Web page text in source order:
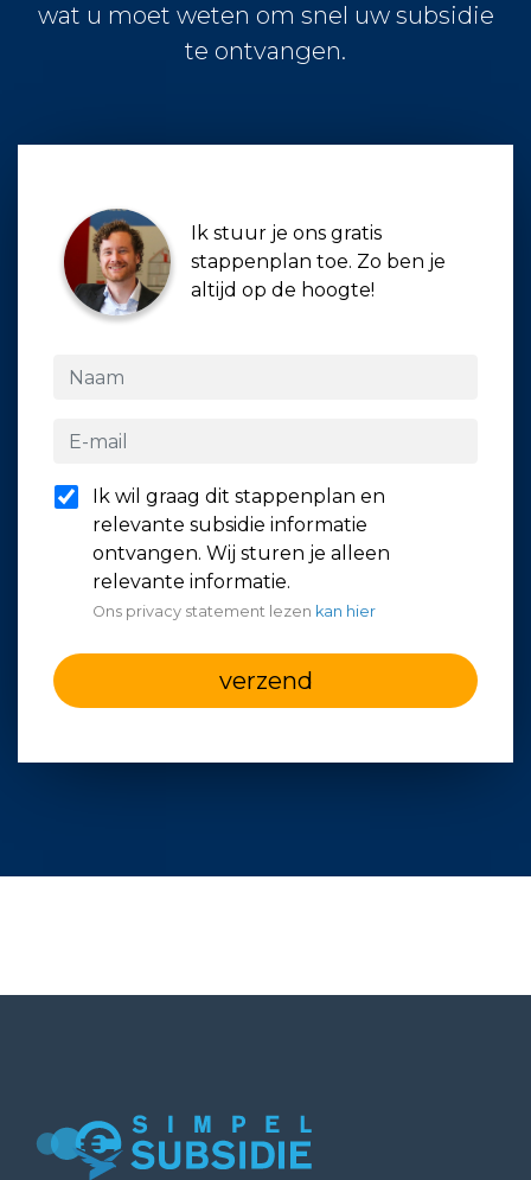
wat u moet weten om snel uw subsidie
te ontvangen.
Ik stuur je ons gratis
stappenplan toe. Zo ben je
altijd op de hoogte!
Ik wil graag dit stappenplan en
relevante subsidie informatie
ontvangen. Wij sturen je alleen
relevante informatie.
Ons privacy statement lezen kan hier
verzend